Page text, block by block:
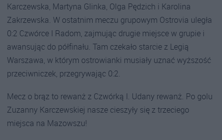
Karczewska, Martyna Glinka, Olga Pędzich i Karolina
Zakrzewska. W ostatnim meczu grupowym Ostrovia uległa
0:2 Czwórce I Radom, zajmując drugie miejsce w grupie i
awansując do półfinału. Tam czekało starcie z Legią
Warszawa, w którym ostrowianki musiały uznać wyższość
przeciwniczek, przegrywając 0:2.
Mecz o brąz to rewanż z Czwórką I. Udany rewanż. Po golu
Zuzanny Karczewskiej nasze cieszyły się z trzeciego
miejsca na Mazowszu!